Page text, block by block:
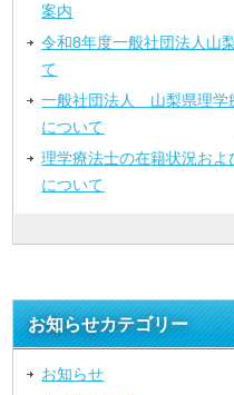
案内
令和8年度一般社団法人山
て
一般社団法人 山梨県理
について
理学療法士の在籍状況およ
について
お知らせカテゴリー
お知らせ